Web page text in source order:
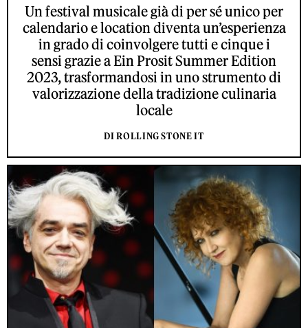
Un festival musicale già di per sé unico per
calendario e location diventa un’esperienza
in grado di coinvolgere tutti e cinque i
sensi grazie a Ein Prosit Summer Edition
2023, trasformandosi in uno strumento di
valorizzazione della tradizione culinaria
locale
DI ROLLING STONE IT